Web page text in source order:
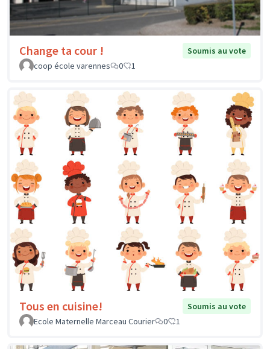
Change ta cour !
Soumis au vote
coop école varennes
0 1
Tous en cuisine!
Soumis au vote
Ecole Maternelle Marceau Courier
0 1